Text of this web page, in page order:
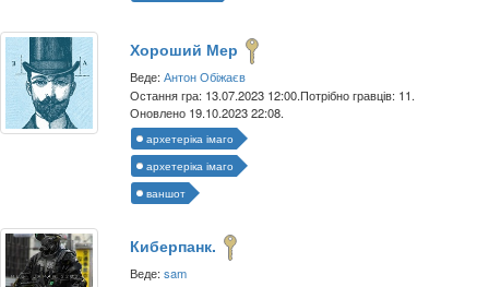
Хороший Мер
Веде:Антон Обіжаєв
Остання гра: 13.07.2023 12:00.Потрібно гравців: 11.
Оновлено 19.10.2023 22:08.
архетеріка імаго
архетеріка імаго
ваншот
Киберпанк.
Веде:sam